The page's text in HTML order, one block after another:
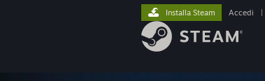
Installa Steam Accedi